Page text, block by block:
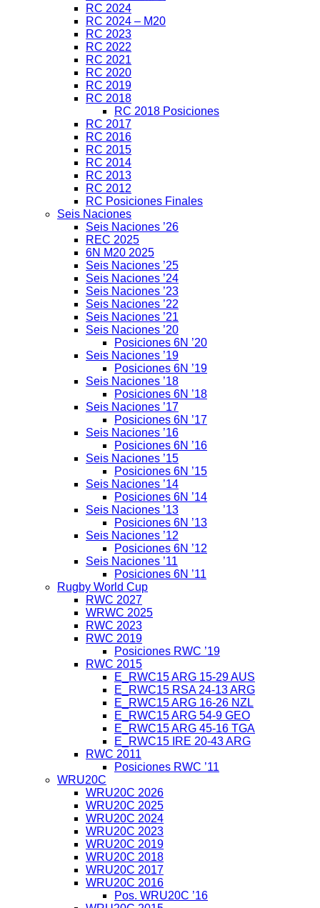
RC 2024
RC 2024 – M20
RC 2023
RC 2022
RC 2021
RC 2020
RC 2019
RC 2018
RC 2018 Posiciones
RC 2017
RC 2016
RC 2015
RC 2014
RC 2013
RC 2012
RC Posiciones Finales
Seis Naciones
Seis Naciones ’26
REC 2025
6N M20 2025
Seis Naciones ’25
Seis Naciones ’24
Seis Naciones ’23
Seis Naciones ’22
Seis Naciones ’21
Seis Naciones ’20
Posiciones 6N ’20
Seis Naciones ’19
Posiciones 6N ’19
Seis Naciones ’18
Posiciones 6N ’18
Seis Naciones ’17
Posiciones 6N ’17
Seis Naciones ’16
Posiciones 6N ’16
Seis Naciones ’15
Posiciones 6N ’15
Seis Naciones ’14
Posiciones 6N ’14
Seis Naciones ’13
Posiciones 6N ’13
Seis Naciones ’12
Posiciones 6N ’12
Seis Naciones ’11
Posiciones 6N ’11
Rugby World Cup
RWC 2027
WRWC 2025
RWC 2023
RWC 2019
Posiciones RWC ’19
RWC 2015
E_RWC15 ARG 15-29 AUS
E_RWC15 RSA 24-13 ARG
E_RWC15 ARG 16-26 NZL
E_RWC15 ARG 54-9 GEO
E_RWC15 ARG 45-16 TGA
E_RWC15 IRE 20-43 ARG
RWC 2011
Posiciones RWC ’11
WRU20C
WRU20C 2026
WRU20C 2025
WRU20C 2024
WRU20C 2023
WRU20C 2019
WRU20C 2018
WRU20C 2017
WRU20C 2016
Pos. WRU20C ’16